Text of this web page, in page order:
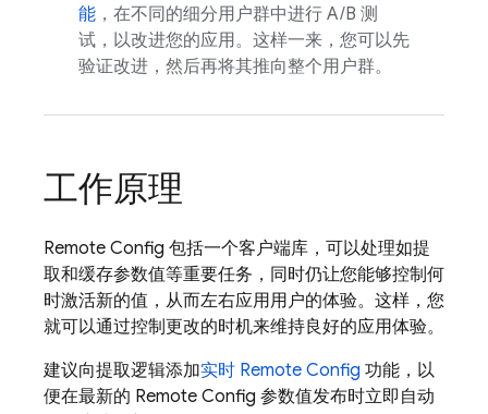
能 ，在不同的细分用户群中进行 A/B 测
试，以改进您的应用。这样一来，您可以先
验证改进，然后再将其推向整个用户群。
工作原理
Remote Config 包括一个客户端库，可以处理如提
取和缓存参数值等重要任务，同时仍让您能够控制何
时激活新的值，从而左右应用用户的体验。 这样，您
就可以通过控制更改的时机来维持良好的应用体验。
建议向提取逻辑添加实时 Remote Config 功能，以
便在最新的 Remote Config 参数值发布时立即自动